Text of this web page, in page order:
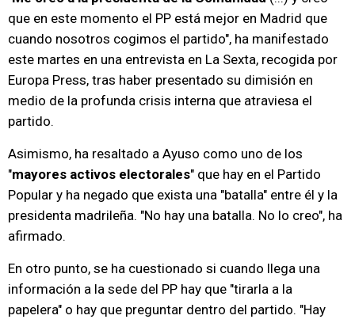
que en este momento el PP está mejor en Madrid que
cuando nosotros cogimos el partido", ha manifestado
este martes en una entrevista en La Sexta, recogida por
Europa Press, tras haber presentado su dimisión en
medio de la profunda crisis interna que atraviesa el
partido.
Asimismo, ha resaltado a Ayuso como uno de los
"mayores activos electorales" que hay en el Partido
Popular y ha negado que exista una "batalla" entre él y la
presidenta madrileña. "No hay una batalla. No lo creo", ha
afirmado.
En otro punto, se ha cuestionado si cuando llega una
información a la sede del PP hay que "tirarla a la
papelera" o hay que preguntar dentro del partido. "Hay